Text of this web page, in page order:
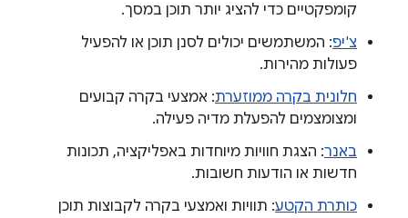
קומפקטיים כדי להציג יותר תוכן במסך.
צ'יפ: המשתמשים יכולים לסנן תוכן או להפעיל
פעולות מהירות.
חלונית בקרה ממוזערת: אמצעי בקרה קבועים
ומצומצמים להפעלת מדיה פעילה.
באנר: הצגת חוויות מיוחדות באפליקציה, תכונות
חדשות או הודעות חשובות.
כותרת הקטע: תוויות ואמצעי בקרה לקבוצות תוכן